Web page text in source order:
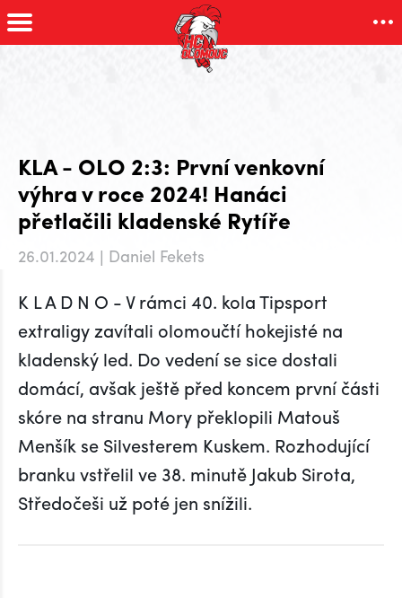
KLA - OLO 2:3: První venkovní
výhra v roce 2024! Hanáci
přetlačili kladenské Rytíře
26.01.2024 | Daniel Fekets
K L A D N O - V rámci 40. kola Tipsport
extraligy zavítali olomoučtí hokejisté na
kladenský led. Do vedení se sice dostali
domácí, avšak ještě před koncem první části
skóre na stranu Mory překlopili Matouš
Menšík se Silvesterem Kuskem. Rozhodující
branku vstřelil ve 38. minutě Jakub Sirota,
Středočeši už poté jen snížili.